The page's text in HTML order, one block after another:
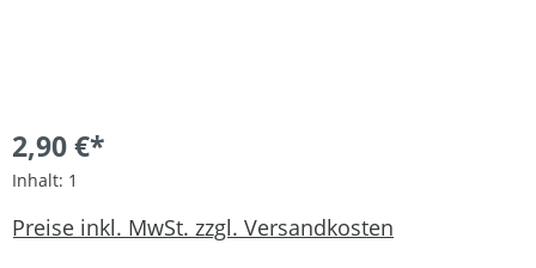
2,90 €*
Inhalt: 1
Preise inkl. MwSt. zzgl. Versandkosten